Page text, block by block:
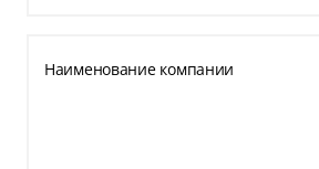
Наименование компании